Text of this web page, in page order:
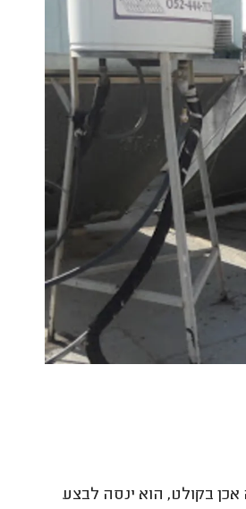
אכן בקולט, הוא ינסה לבצע